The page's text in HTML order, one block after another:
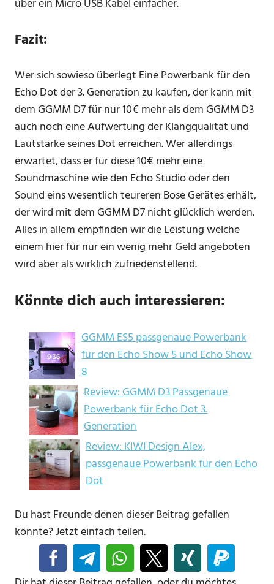
über ein Micro USB Kabel einfacher.
Fazit:
Wer sich sowieso überlegt Eine Powerbank für den
Echo Dot der 3. Generation zu kaufen, der kann mit
dem GGMM D7 für nur 10€ mehr als dem GGMM D3
auch noch eine Aufwertung der Klangqualität und
Lautstärke seines Dot erreichen. Wer allerdings
erwartet, dass er für diese 10€ mehr eine
Soundmaschine wie den Echo Studio oder den
Sound eins wesentlich teureren Bose Gerätes erhält,
der wird mit dem GGMM D7 nicht glücklich werden.
Alles in allem empfinden wir die Leistung welche
einem hier für nur ein wenig mehr Geld angeboten
wird aber als wirklich zufriedenstellend.
Könnte dich auch interessieren:
GGMM ES5 passgenaue Powerbank
für den Echo Show 5 und Echo Show
8
Review: GGMM D3 Passgenaue
Powerbank für Echo Dot 3.
Generation
Review: KIWI Design Alex,
passgenaue Powerbank für den Echo
Dot
Du hast Freunde denen dieser Beitrag gefallen
könnte? Jetzt einfach teilen.